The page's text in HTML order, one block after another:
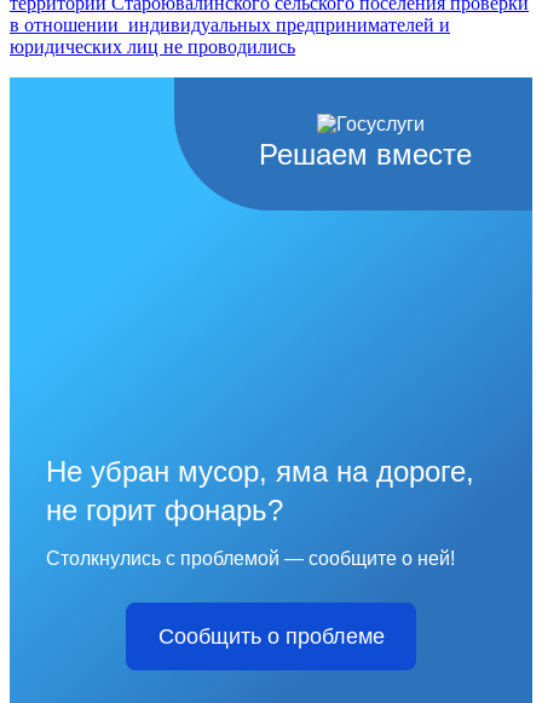
в отношении индивидуальных предпринимателей и
юридических лиц не проводились
Решаем вместе
Не убран мусор, яма на дороге,
не горит фонарь?
Столкнулись с проблемой — сообщите о ней!
Сообщить о проблеме